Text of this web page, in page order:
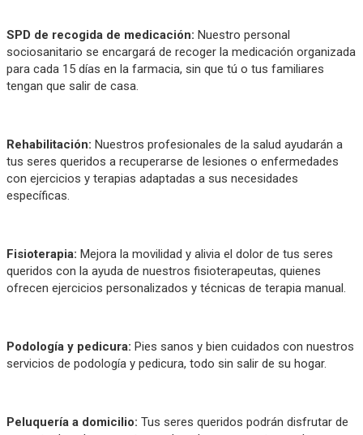
SPD de recogida de medicación: Nuestro personal
sociosanitario se encargará de recoger la medicación organizada
para cada 15 días en la farmacia, sin que tú o tus familiares
tengan que salir de casa.
Rehabilitación: Nuestros profesionales de la salud ayudarán a
tus seres queridos a recuperarse de lesiones o enfermedades
con ejercicios y terapias adaptadas a sus necesidades
específicas.
Fisioterapia: Mejora la movilidad y alivia el dolor de tus seres
queridos con la ayuda de nuestros fisioterapeutas, quienes
ofrecen ejercicios personalizados y técnicas de terapia manual.
Podología y pedicura: Pies sanos y bien cuidados con nuestros
servicios de podología y pedicura, todo sin salir de su hogar.
Peluquería a domicilio: Tus seres queridos podrán disfrutar de